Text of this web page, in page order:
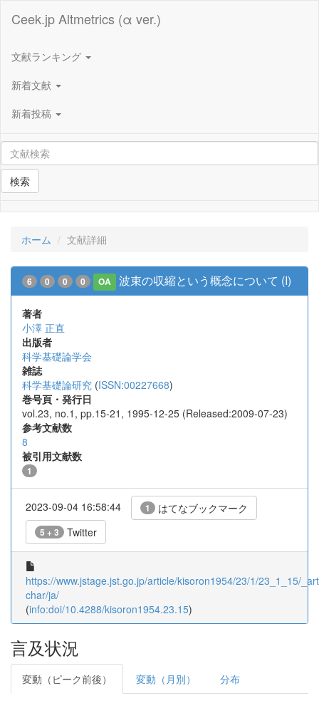
Ceek.jp Altmetrics (α ver.)
文献ランキング
新着文献
新着投稿
検索
ホーム 文献詳細
6 0 0 0 OA 波束の収縮という概念について (I)
著者
小澤 正直
出版者
科学基礎論学会
雑誌
科学基礎論研究 (ISSN:00227668)
巻号頁・発行日
vol.23, no.1, pp.15-21, 1995-12-25 (Released:2009-07-23)
参考文献数
8
被引用文献数
1
2023-09-04 16:58:44 1 はてなブックマーク
5 + 3 Twitter
https://www.jstage.jst.go.jp/article/kisoron1954/23/1/23_1_15/
char/ja/
(info:doi/10.4288/kisoron1954.23.15)
言及状況
変動（ピーク前後） 変動（月別） 分布